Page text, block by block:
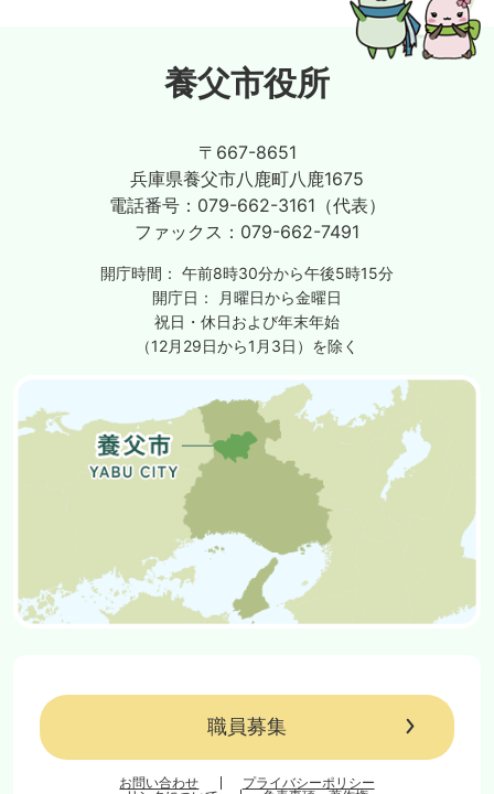
養父市役所
〒667-8651
兵庫県養父市八鹿町八鹿1675
電話番号： 079-662-3161（代表）
ファックス： 079-662-7491
開庁時間： 午前8時30分から午後5時15分
開庁日：
月曜日から金曜日
祝日・休日および年末年始
（12月29日から1月3日）を除く
職員募集
お問い合わせ
プライバシーポリシー